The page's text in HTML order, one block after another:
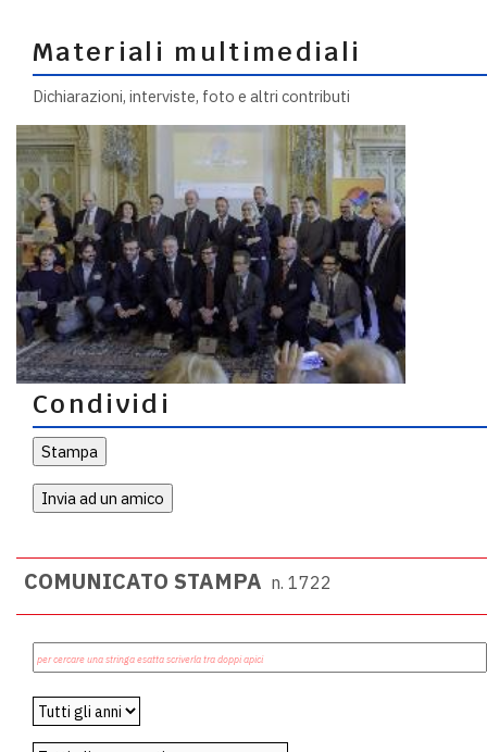
Materiali multimediali
Dichiarazioni, interviste, foto e altri contributi
Condividi
COMUNICATO STAMPA n. 1722